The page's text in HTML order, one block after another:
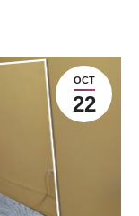
OCT
22